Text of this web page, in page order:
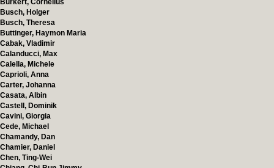
Burkert, Cornelius
Busch, Holger
Busch, Theresa
Buttinger, Haymon Maria
Cabak, Vladimir
Calanducci, Max
Calella, Michele
Caprioli, Anna
Carter, Johanna
Casata, Albin
Castell, Dominik
Cavini, Giorgia
Cede, Michael
Chamandy, Dan
Chamier, Daniel
Chen, Ting-Wei